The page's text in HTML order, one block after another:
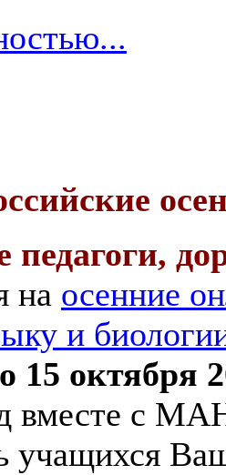
на осенние
и
15 октября
вместе с
учащихся